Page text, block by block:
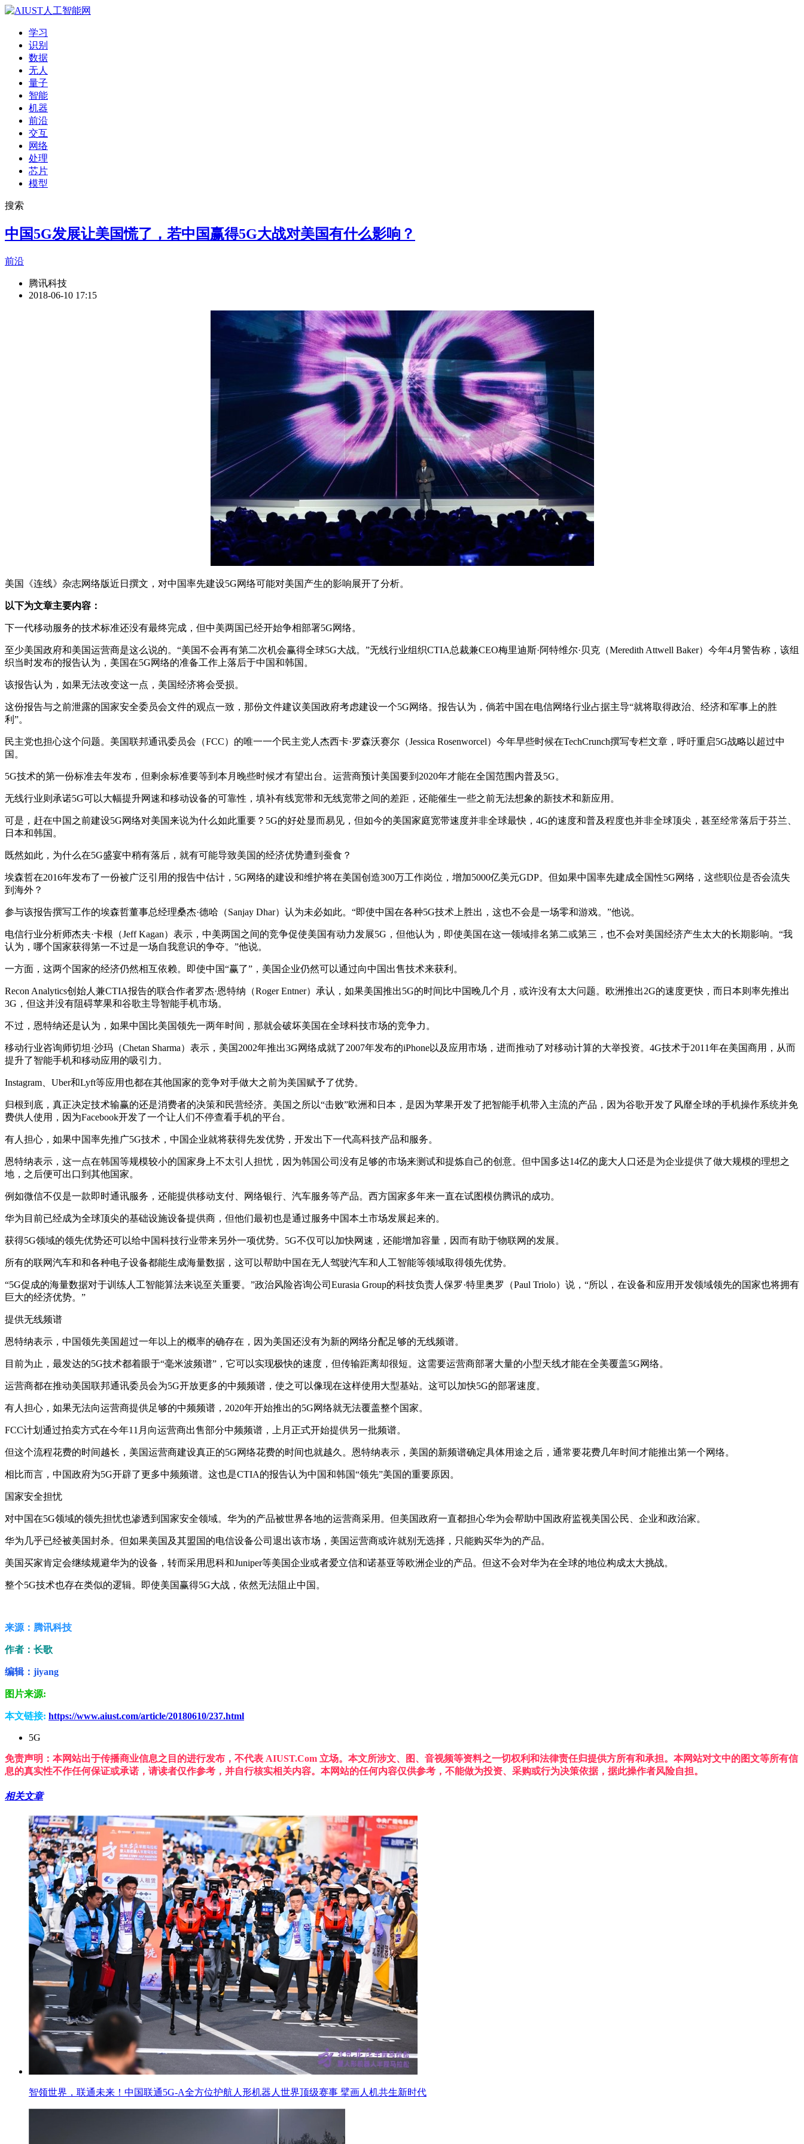
学习
识别
数据
无人
量子
智能
机器
前沿
交互
网络
处理
芯片
模型
搜索
中国5G发展让美国慌了，若中国赢得5G大战对美国有什么影响？
前沿
腾讯科技
2018-06-10 17:15
美国《连线》杂志网络版近日撰文，对中国率先建设5G网络可能对美国产生的影响展开了分析。
以下为文章主要内容：
下一代移动服务的技术标准还没有最终完成，但中美两国已经开始争相部署5G网络。
至少美国政府和美国运营商是这么说的。“美国不会再有第二次机会赢得全球5G大战。”无线行业组织CTIA总裁兼CEO梅里迪斯·阿特维尔·贝克（Meredith Attwell Baker）今年4月警告称，该组
织当时发布的报告认为，美国在5G网络的准备工作上落后于中国和韩国。
该报告认为，如果无法改变这一点，美国经济将会受损。
这份报告与之前泄露的国家安全委员会文件的观点一致，那份文件建议美国政府考虑建设一个5G网络。报告认为，倘若中国在电信网络行业占据主导“就将取得政治、经济和军事上的胜
利”。
民主党也担心这个问题。美国联邦通讯委员会（FCC）的唯一一个民主党人杰西卡·罗森沃赛尔（Jessica Rosenworcel）今年早些时候在TechCrunch撰写专栏文章，呼吁重启5G战略以超过中
国。
5G技术的第一份标准去年发布，但剩余标准要等到本月晚些时候才有望出台。运营商预计美国要到2020年才能在全国范围内普及5G。
无线行业则承诺5G可以大幅提升网速和移动设备的可靠性，填补有线宽带和无线宽带之间的差距，还能催生一些之前无法想象的新技术和新应用。
可是，赶在中国之前建设5G网络对美国来说为什么如此重要？5G的好处显而易见，但如今的美国家庭宽带速度并非全球最快，4G的速度和普及程度也并非全球顶尖，甚至经常落后于芬兰、
日本和韩国。
既然如此，为什么在5G盛宴中稍有落后，就有可能导致美国的经济优势遭到蚕食？
埃森哲在2016年发布了一份被广泛引用的报告中估计，5G网络的建设和维护将在美国创造300万工作岗位，增加5000亿美元GDP。但如果中国率先建成全国性5G网络，这些职位是否会流失
到海外？
参与该报告撰写工作的埃森哲董事总经理桑杰·德哈（Sanjay Dhar）认为未必如此。“即使中国在各种5G技术上胜出，这也不会是一场零和游戏。”他说。
电信行业分析师杰夫·卡根（Jeff Kagan）表示，中美两国之间的竞争促使美国有动力发展5G，但他认为，即使美国在这一领域排名第二或第三，也不会对美国经济产生太大的长期影响。“我
认为，哪个国家获得第一不过是一场自我意识的争夺。”他说。
一方面，这两个国家的经济仍然相互依赖。即使中国“赢了”，美国企业仍然可以通过向中国出售技术来获利。
Recon Analytics创始人兼CTIA报告的联合作者罗杰·恩特纳（Roger Entner）承认，如果美国推出5G的时间比中国晚几个月，或许没有太大问题。欧洲推出2G的速度更快，而日本则率先推出
3G，但这并没有阻碍苹果和谷歌主导智能手机市场。
不过，恩特纳还是认为，如果中国比美国领先一两年时间，那就会破坏美国在全球科技市场的竞争力。
移动行业咨询师切坦·沙玛（Chetan Sharma）表示，美国2002年推出3G网络成就了2007年发布的iPhone以及应用市场，进而推动了对移动计算的大举投资。4G技术于2011年在美国商用，从而
提升了智能手机和移动应用的吸引力。
Instagram、Uber和Lyft等应用也都在其他国家的竞争对手做大之前为美国赋予了优势。
归根到底，真正决定技术输赢的还是消费者的决策和民营经济。美国之所以“击败”欧洲和日本，是因为苹果开发了把智能手机带入主流的产品，因为谷歌开发了风靡全球的手机操作系统并免
费供人使用，因为Facebook开发了一个让人们不停查看手机的平台。
有人担心，如果中国率先推广5G技术，中国企业就将获得先发优势，开发出下一代高科技产品和服务。
恩特纳表示，这一点在韩国等规模较小的国家身上不太引人担忧，因为韩国公司没有足够的市场来测试和提炼自己的创意。但中国多达14亿的庞大人口还是为企业提供了做大规模的理想之
地，之后便可出口到其他国家。
例如微信不仅是一款即时通讯服务，还能提供移动支付、网络银行、汽车服务等产品。西方国家多年来一直在试图模仿腾讯的成功。
华为目前已经成为全球顶尖的基础设施设备提供商，但他们最初也是通过服务中国本土市场发展起来的。
获得5G领域的领先优势还可以给中国科技行业带来另外一项优势。5G不仅可以加快网速，还能增加容量，因而有助于物联网的发展。
所有的联网汽车和和各种电子设备都能生成海量数据，这可以帮助中国在无人驾驶汽车和人工智能等领域取得领先优势。
“5G促成的海量数据对于训练人工智能算法来说至关重要。”政治风险咨询公司Eurasia Group的科技负责人保罗·特里奥罗（Paul Triolo）说，“所以，在设备和应用开发领域领先的国家也将拥有
巨大的经济优势。”
提供无线频谱
恩特纳表示，中国领先美国超过一年以上的概率的确存在，因为美国还没有为新的网络分配足够的无线频谱。
目前为止，最发达的5G技术都着眼于“毫米波频谱”，它可以实现极快的速度，但传输距离却很短。这需要运营商部署大量的小型天线才能在全美覆盖5G网络。
运营商都在推动美国联邦通讯委员会为5G开放更多的中频频谱，使之可以像现在这样使用大型基站。这可以加快5G的部署速度。
有人担心，如果无法向运营商提供足够的中频频谱，2020年开始推出的5G网络就无法覆盖整个国家。
FCC计划通过拍卖方式在今年11月向运营商出售部分中频频谱，上月正式开始提供另一批频谱。
但这个流程花费的时间越长，美国运营商建设真正的5G网络花费的时间也就越久。恩特纳表示，美国的新频谱确定具体用途之后，通常要花费几年时间才能推出第一个网络。
相比而言，中国政府为5G开辟了更多中频频谱。这也是CTIA的报告认为中国和韩国“领先”美国的重要原因。
国家安全担忧
对中国在5G领域的领先担忧也渗透到国家安全领域。华为的产品被世界各地的运营商采用。但美国政府一直都担心华为会帮助中国政府监视美国公民、企业和政治家。
华为几乎已经被美国封杀。但如果美国及其盟国的电信设备公司退出该市场，美国运营商或许就别无选择，只能购买华为的产品。
美国买家肯定会继续规避华为的设备，转而采用思科和Juniper等美国企业或者爱立信和诺基亚等欧洲企业的产品。但这不会对华为在全球的地位构成太大挑战。
整个5G技术也存在类似的逻辑。即使美国赢得5G大战，依然无法阻止中国。
来源：腾讯科技
作者：长歌
编辑：jiyang
图片来源:
本文链接: https://www.aiust.com/article/20180610/237.html
5G
免责声明：本网站出于传播商业信息之目的进行发布，不代表 AIUST.Com 立场。本文所涉文、图、音视频等资料之一切权利和法律责任归提供方所有和承担。本网站对文中的图文等所有信
息的真实性不作任何保证或承诺，请读者仅作参考，并自行核实相关内容。本网站的任何内容仅供参考，不能做为投资、采购或行为决策依据，据此操作者风险自担。
相关文章
智领世界，联通未来！中国联通5G-A全方位护航人形机器人世界顶级赛事 擘画人机共生新时代